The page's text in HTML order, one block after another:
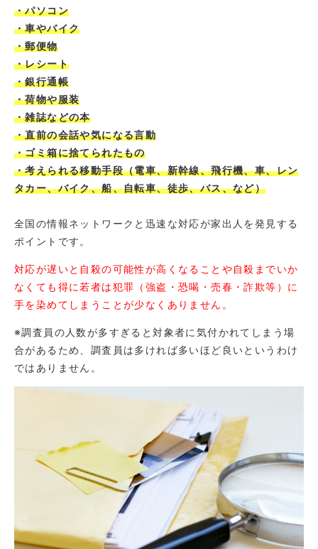
・パソコン
・車やバイク
・郵便物
・レシート
・銀行通帳
・荷物や服装
・雑誌などの本
・直前の会話や気になる言動
・ゴミ箱に捨てられたもの
・考えられる移動手段（電車、新幹線、飛行機、車、レン
タカー、バイク、船、自転車、徒歩、バス、など）
全国の情報ネットワークと迅速な対応が家出人を発見する
ポイントです。
対応が遅いと自殺の可能性が高くなることや自殺までいか
なくても得に若者は犯罪（強盗・恐喝・売春・詐欺等）に
手を染めてしまうことが少なくありません。
※調査員の人数が多すぎると対象者に気付かれてしまう場
合があるため、調査員は多ければ多いほど良いというわけ
ではありません。